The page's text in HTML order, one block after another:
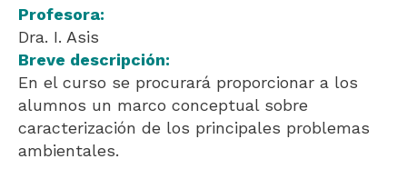
Profesora:
Dra. I. Asis
Breve descripción:
En el curso se procurará proporcionar a los
alumnos un marco conceptual sobre
caracterización de los principales problemas
ambientales.